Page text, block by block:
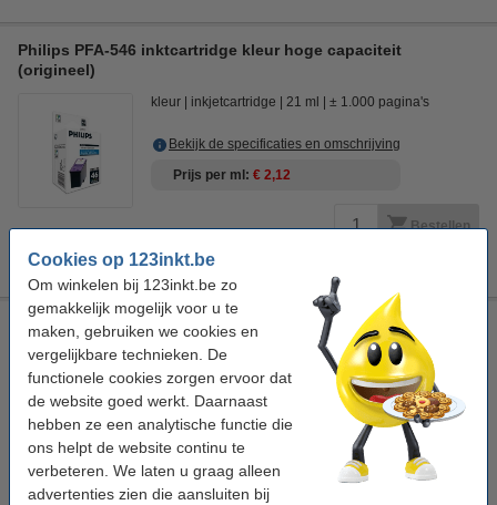
Cookies op 123inkt.be
Om winkelen bij 123inkt.be zo
gemakkelijk mogelijk voor u te
maken, gebruiken we cookies en
vergelijkbare technieken. De
functionele cookies zorgen ervoor dat
de website goed werkt. Daarnaast
hebben ze een analytische functie die
ons helpt de website continu te
verbeteren. We laten u graag alleen
advertenties zien die aansluiten bij
Philips PFA-546 inktcartridge kleur hoge capaciteit
(origineel)
kleur inkjetcartridge 21 ml ± 1.000 pagina's
Bekijk de specificaties en omschrijving
Prijs per ml € 2,12
Bestellen
Philips PFA-548 inktcartridge foto (origineel)
drie fotokleuren inkjetcartridge 18,6 ml ± 300 foto's
Bekijk de specificaties en omschrijving
Prijs per ml € 2,07
Bestellen